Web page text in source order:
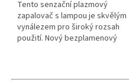
Tento senzační plazmový
zapalovač s lampou je skvělým
vynálezem pro široký rozsah
použití. Nový bezplamenový